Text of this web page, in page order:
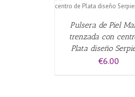
Pulsera de Piel
trenzada con
Plata diseño
€6.00